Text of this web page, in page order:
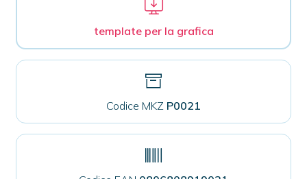
template per la grafica
Codice MKZ P0021